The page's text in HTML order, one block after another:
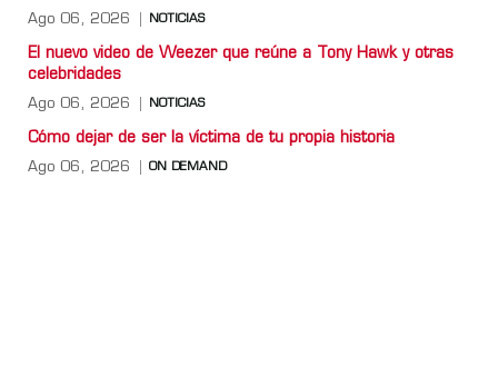
Ago 06, 2026 NOTICIAS
El nuevo video de Weezer que reúne a Tony Hawk y otras
celebridades
Ago 06, 2026 NOTICIAS
Cómo dejar de ser la víctima de tu propia historia
Ago 06, 2026 ON DEMAND